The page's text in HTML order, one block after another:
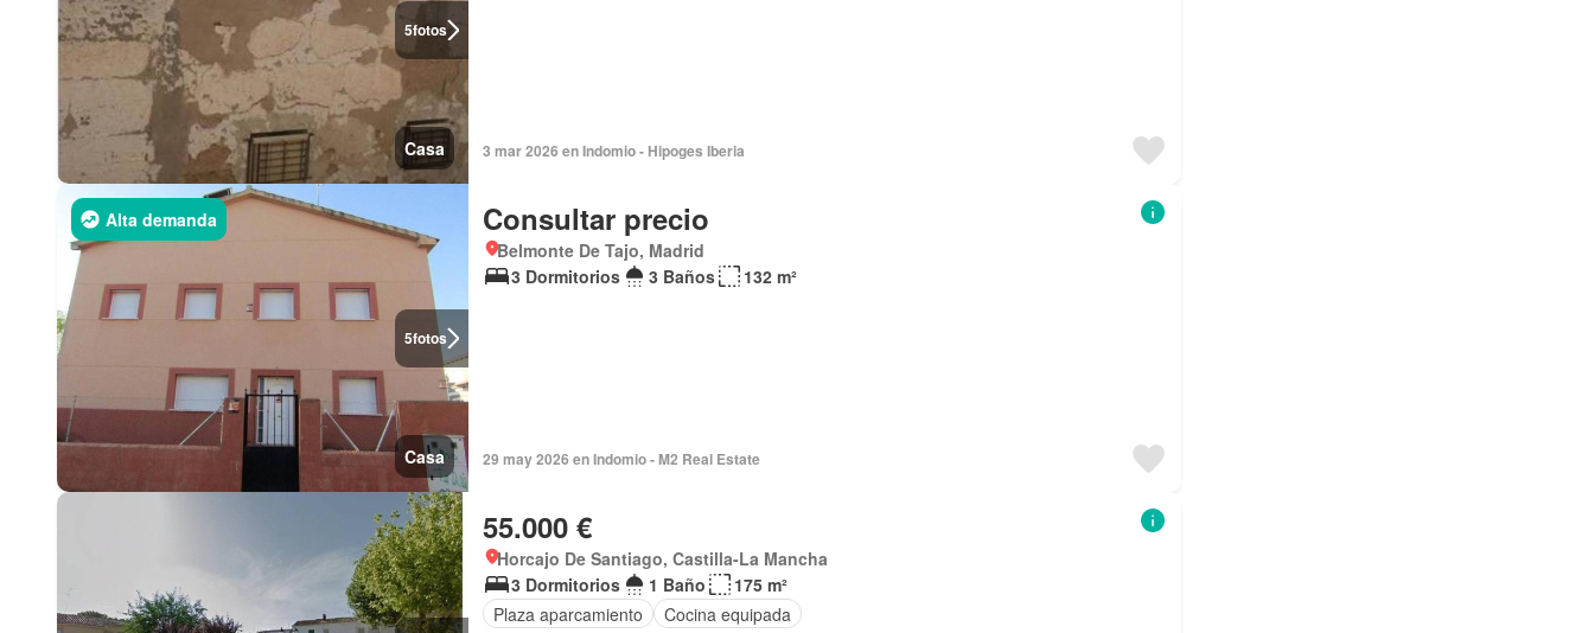
5fotos
Casa 3 mar 2026 en Indomio - Hipoges Iberia
5fotos
Alta demanda
Casa
Consultar precio
Belmonte De Tajo, Madrid
3 Dormitorios
3 Baños 132 m²
29 may 2026 en Indomio - M2 Real Estate
55.000 €
Horcajo De Santiago, Castilla-La Mancha
3 Dormitorios
1 Baño
175 m²
Plaza aparcamiento
Cocina equipada